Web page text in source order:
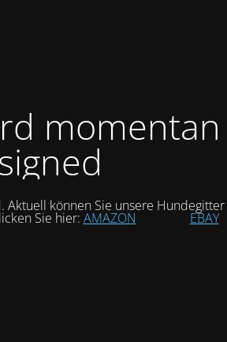
momentan
können Sie unsere Hundegitter
Sie hier: AMAZON EBAY